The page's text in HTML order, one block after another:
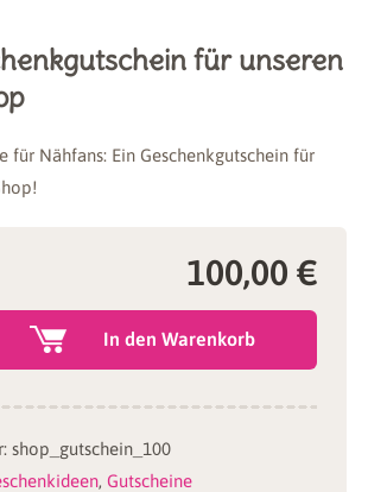
für unseren
für Nähfans: Ein Geschenkgutschein für
100,00€
In den Warenkorb
shop_gutschein_100
, Gutscheine